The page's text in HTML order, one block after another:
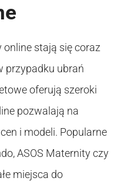
online stają się coraz
przypadku ubrań
oferują szeroki
pozwalają na
i modeli. Popularne
ASOS Maternity czy
miejsca do